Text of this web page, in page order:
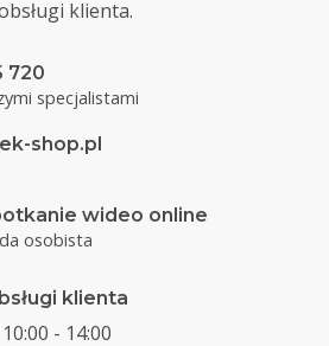
klienta.
720
specjalistami
shop.pl
wideo online
osobista
klienta
- 14:00